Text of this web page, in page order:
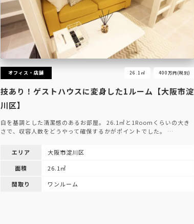
オフィス・店舗 26.1㎡ 400万円(税別)
技あり！ゲストハウスに変身した1ルーム【大阪市淀
川区】
白を基調とした清潔感のあるお部屋。 26.1㎡と1Roomくらいの大き
さで、収容人数をどうやって確保するかがポイントでした。 …
エリア
大阪市淀川区
面積
26.1㎡
間取り
ワンルーム